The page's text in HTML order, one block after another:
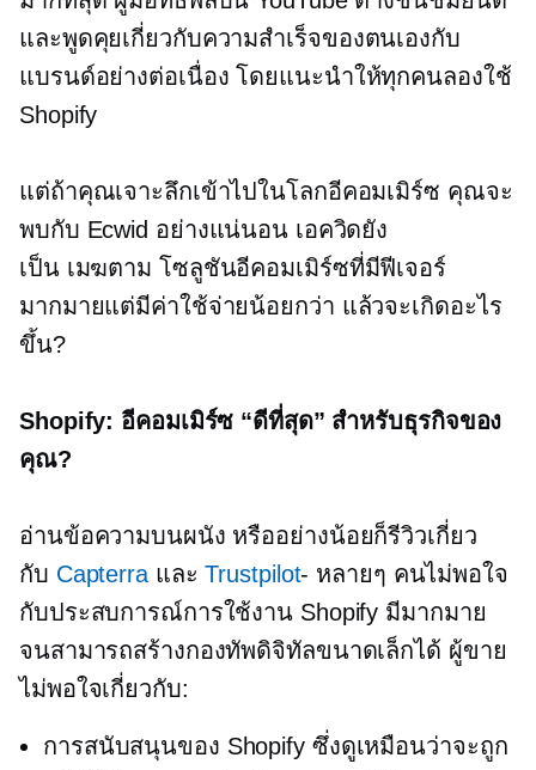
และพูดคุยเกี่ยวกับความสำเร็จของตนเองกับ
แบรนด์อย่างต่อเนื่อง โดยแนะนำให้ทุกคนลองใช้
Shopify
แต่ถ้าคุณเจาะลึกเข้าไปในโลกอีคอมเมิร์ซ คุณจะ
พบกับ Ecwid อย่างแน่นอน เอควิดยัง
เป็น เมฆตาม โซลูชันอีคอมเมิร์ซที่มีฟีเจอร์
มากมายแต่มีค่าใช้จ่ายน้อยกว่า แล้วจะเกิดอะไร
ขึ้น?
Shopify: อีคอมเมิร์ซ “ดีที่สุด” สำหรับธุรกิจของ
คุณ?
อ่านข้อความบนผนัง หรืออย่างน้อยก็รีวิวเกี่ยว
กับ CapterraและTrustpilot- หลายๆ คนไม่พอใจ
กับประสบการณ์การใช้งาน Shopify มีมากมาย
จนสามารถสร้างกองทัพดิจิทัลขนาดเล็กได้ ผู้ขาย
ไม่พอใจเกี่ยวกับ:
การสนับสนุนของ Shopify ซึ่งดูเหมือนว่าจะถูก